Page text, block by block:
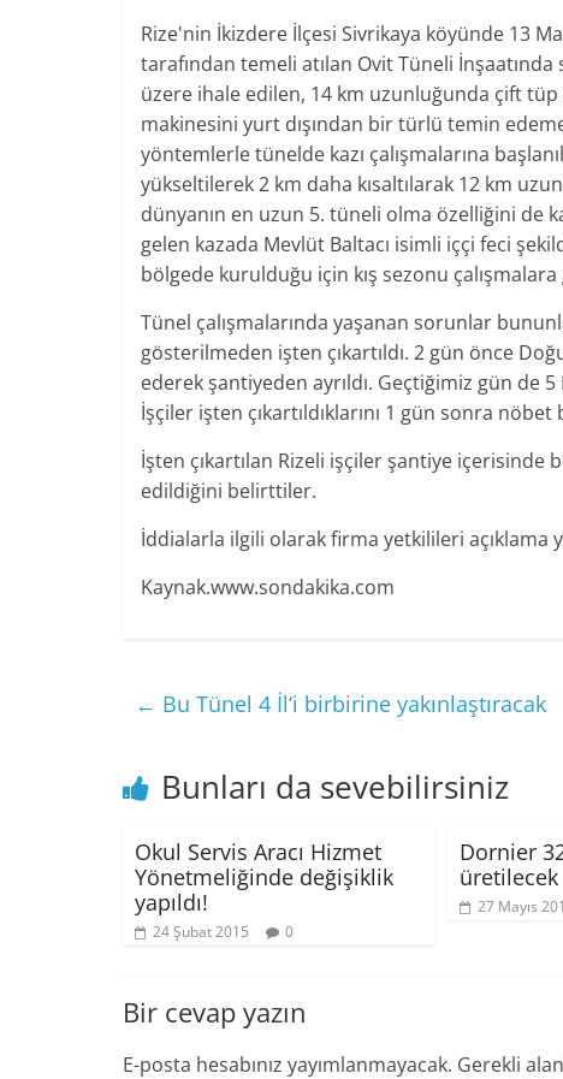
Rize'nin İkizdere İlçesi Sivrikaya köyünde 13
tarafından temeli atılan Ovit Tüneli
üzere ihale edilen, 14 km uzunluğunda çift
makinesini yurt dışından bir türlü temin
yöntemlerle tünelde kazı çalışmalarına
yükseltilerek 2 km daha kısaltılarak 12 km
dünyanın en uzun 5. tüneli olma özelliğini de
gelen kazada Mevlüt Baltacı isimli iççi feci
bölgede kurulduğu için kış sezonu
Tünel çalışmalarında yaşanan sorunlar
gösterilmeden işten çıkartıldı. 2 gün önce
ederek şantiyeden ayrıldı. Geçtiğimiz gün de
İşçiler işten çıkartıldıklarını 1 gün sonra
İşten çıkartılan Rizeli işçiler şantiye içerisinde
edildiğini belirttiler.
İddialarla ilgili olarak firma yetkilileri açıklama
Kaynak.www.sondakika.com
← Bu Tünel 4 İl’i birbirine yakınlaştıracak
Bunları da sevebilirsiniz
Okul Servis Aracı Hizmet
Yönetmeliğinde değişiklik
yapıldı!
24 Şubat 2015 0
Dornier
üretilecek
27 Mayıs
Bir cevap yazın
E-posta hesabınız yayımlanmayacak. Gerekli